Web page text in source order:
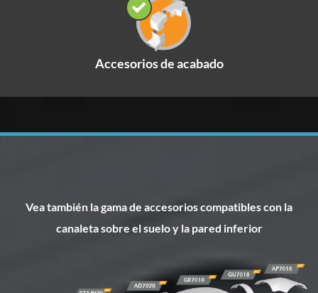
Accesorios de acabado
Vea también la gama de accesorios compatibles con la
canaleta sobre el suelo y la pared inferior